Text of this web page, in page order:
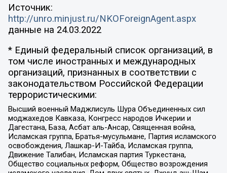
Источник:
http://unro.minjust.ru/NKOForeignAgent.aspx
данные на 24.03.2022
* Единый федеральный список организаций, в
том числе иностранных и международных
организаций, признанных в соответствии с
законодательством Российской Федерации
террористическими:
Высший военный Маджлисуль Шура Объединенных сил
моджахедов Кавказа, Конгресс народов Ичкерии и
Дагестана, База, Асбат аль-Ансар, Священная война,
Исламская группа, Братья-мусульмане, Партия исламского
освобождения, Лашкар-И-Тайба, Исламская группа,
Движение Талибан, Исламская партия Туркестана,
Общество социальных реформ, Общество возрождения